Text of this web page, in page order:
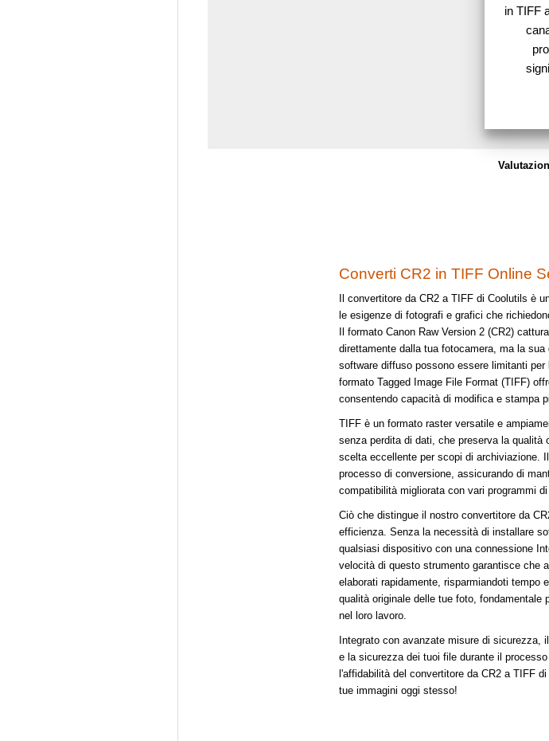
in TIFF
Converti CR2 in TIFF Online
Il convertitore da CR2 a TIFF di Coolutils è
le esigenze di fotografi e grafici che
Il formato Canon Raw Version 2 (CR2)
direttamente dalla tua fotocamera, ma la
software diffuso possono essere limitanti
formato Tagged Image File Format (TIFF)
consentendo capacità di modifica e stampa
TIFF è un formato raster versatile e
senza perdita di dati, che preserva la qualità
scelta eccellente per scopi di archiviazione.
processo di conversione, assicurando di
compatibilità migliorata con vari programmi
Ciò che distingue il nostro convertitore da
efficienza. Senza la necessità di installare
qualsiasi dispositivo con una connessione
velocità di questo strumento garantisce che
elaborati rapidamente, risparmiandoti tempo
qualità originale delle tue foto,
nel loro lavoro.
Integrato con avanzate misure di sicurezza,
e la sicurezza dei tuoi file durante il
l'affidabilità del convertitore da CR2 a TIFF
tue immagini oggi stesso!